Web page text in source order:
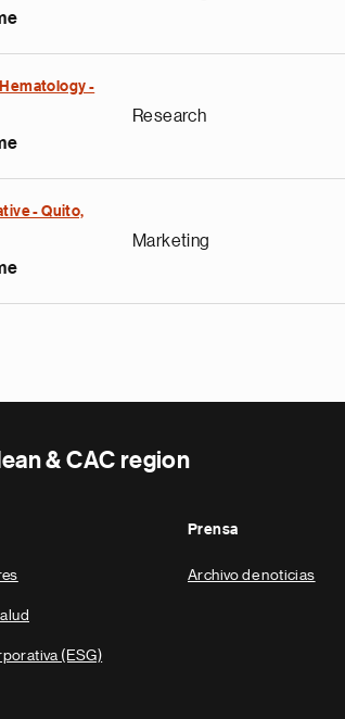
-
Research
- Quito,
Marketing
& CAC region
(ESG)
Prensa
Archivo de noticias